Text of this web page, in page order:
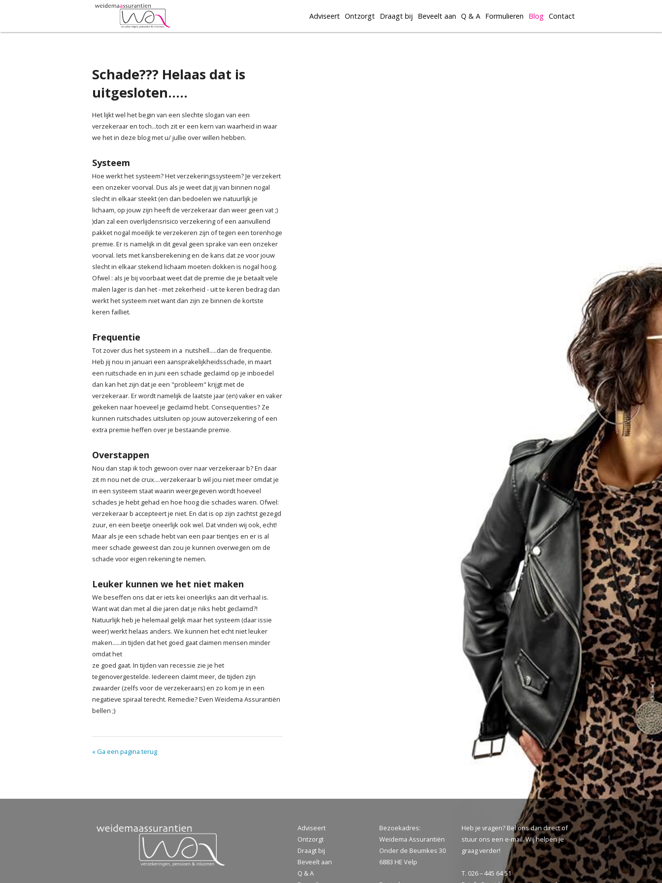
Adviseert Ontzorgt Draagt bij Beveelt aan Q & A Formulieren Blog Contact
Schade??? Helaas dat is
uitgesloten.....
Het lijkt wel het begin van een slechte slogan van een
verzekeraar en toch...toch zit er een kern van waarheid in waar
we het in deze blog met u/ jullie over willen hebben.
Systeem
Hoe werkt het systeem? Het verzekeringssysteem? Je verzekert
een onzeker voorval. Dus als je weet dat jij van binnen nogal
slecht in elkaar steekt (en dan bedoelen we natuurlijk je
lichaam, op jouw zijn heeft de verzekeraar dan weer geen vat ;)
)dan zal een overlijdensrisico verzekering of een aanvullend
pakket nogal moeilijk te verzekeren zijn of tegen een torenhoge
premie. Er is namelijk in dit geval geen sprake van een onzeker
voorval. Iets met kansberekening en de kans dat ze voor jouw
slecht in elkaar stekend lichaam moeten dokken is nogal hoog.
Ofwel : als je bij voorbaat weet dat de premie die je betaalt vele
malen lager is dan het - met zekerheid - uit te keren bedrag dan
werkt het systeem niet want dan zijn ze binnen de kortste
keren failliet.
Frequentie
Tot zover dus het systeem in a nutshell.....dan de frequentie.
Heb jij nou in januari een aansprakelijkheidsschade, in maart
een ruitschade en in juni een schade geclaimd op je inboedel
dan kan het zijn dat je een "probleem" krijgt met de
verzekeraar. Er wordt namelijk de laatste jaar (en) vaker en vaker
gekeken naar hoeveel je geclaimd hebt. Consequenties? Ze
kunnen ruitschades uitsluiten op jouw autoverzekering of een
extra premie heffen over je bestaande premie.
Overstappen
Nou dan stap ik toch gewoon over naar verzekeraar b? En daar
zit m nou net de crux....verzekeraar b wil jou niet meer omdat je
in een systeem staat waarin weergegeven wordt hoeveel
schades je hebt gehad en hoe hoog die schades waren. Ofwel:
verzekeraar b accepteert je niet. En dat is op zijn zachtst gezegd
zuur, en een beetje oneerlijk ook wel. Dat vinden wij ook, echt!
Maar als je een schade hebt van een paar tientjes en er is al
meer schade geweest dan zou je kunnen overwegen om de
schade voor eigen rekening te nemen.
Leuker kunnen we het niet maken
We beseffen ons dat er iets kei oneerlijks aan dit verhaal is.
Want wat dan met al die jaren dat je niks hebt geclaimd?!
Natuurlijk heb je helemaal gelijk maar het systeem (daar issie
weer) werkt helaas anders. We kunnen het echt niet leuker
maken......in tijden dat het goed gaat claimen mensen minder
omdat het
ze goed gaat. In tijden van recessie zie je het
tegenovergestelde. Iedereen claimt meer, de tijden zijn
zwaarder (zelfs voor de verzekeraars) en zo kom je in een
negatieve spiraal terecht. Remedie? Even Weidema Assurantiën
bellen ;)
« Ga een pagina terug
Adviseert
Ontzorgt
Draagt bij
Beveelt aan
Q & A
Bezoekadres:
Weidema Assurantiën
Onder de Beumkes 30
6883 HE Velp
Heb je vragen? Bel ons dan direct of
stuur ons een e-mail. Wij helpen je
graag verder!
T. 026 – 445 64 51